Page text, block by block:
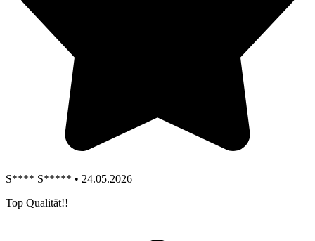
S**** S***** • 24.05.2026
Top Qualität!!